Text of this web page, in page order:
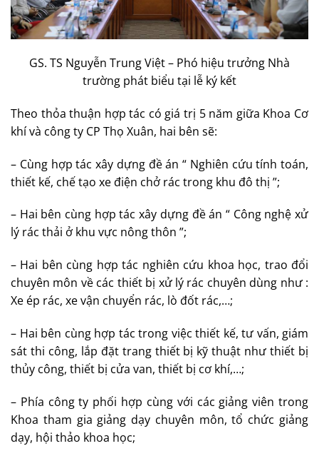
GS. TS Nguyễn Trung Việt – Phó hiệu trưởng Nhà
trường phát biểu tại lễ ký kết
Theo thỏa thuận hợp tác có giá trị 5 năm giữa Khoa Cơ
khí và công ty CP Thọ Xuân, hai bên sẽ:
– Cùng hợp tác xây dựng đề án “ Nghiên cứu tính toán,
thiết kế, chế tạo xe điện chở rác trong khu đô thị ”;
– Hai bên cùng hợp tác xây dựng đề án “ Công nghệ xử
lý rác thải ở khu vực nông thôn ”;
– Hai bên cùng hợp tác nghiên cứu khoa học, trao đổi
chuyên môn về các thiết bị xử lý rác chuyên dùng như :
Xe ép rác, xe vận chuyển rác, lò đốt rác,…;
– Hai bên cùng hợp tác trong việc thiết kế, tư vấn, giám
sát thi công, lắp đặt trang thiết bị kỹ thuật như thiết bị
thủy công, thiết bị cửa van, thiết bị cơ khí,…;
– Phía công ty phối hợp cùng với các giảng viên trong
Khoa tham gia giảng dạy chuyên môn, tổ chức giảng
dạy, hội thảo khoa học;